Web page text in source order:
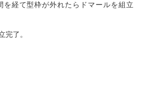
を経て型枠が外れたらドマールを組立
完了。